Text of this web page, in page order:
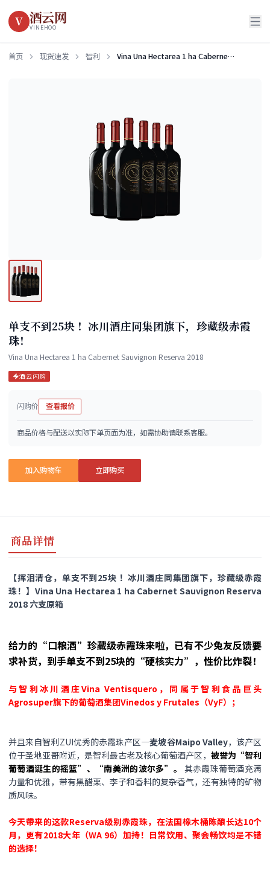
V 酒云网
VINEHOO
首页 现货速发 智利 Vina Una Hectarea 1 ha Cabernet Sauvignon Rsserva Valle de Maipo
单支不到25块 ！冰川酒庄同集团旗下，珍藏级赤霞
珠！
Vina Una Hectarea 1 ha Cabernet Sauvignon Reserva 2018
酒云闪购
闪购价 查看报价
商品价格与配送以实际下单页面为准，如需协助请联系客服。
加入购物车 立即购买
商品详情
【挥泪清仓，单支不到25块 ！冰川酒庄同集团旗下，珍藏级赤霞
珠！】Vina Una Hectarea 1 ha Cabernet Sauvignon Reserva
2018 六支原箱
给力的“口粮酒”珍藏级赤霞珠来啦，已有不少兔友反馈要
求补货，到手单支不到25块的“硬核实力”，性价比炸裂！
与智利冰川酒庄Vina Ventisquero，同属于智利食品巨头
Agrosuper旗下的葡萄酒集团Vinedos y Frutales（VyF）；
并且来自智利ZUI优秀的赤霞珠产区—麦坡谷Maipo Valley，该产区
位于圣地亚哥附近，是智利最古老及核心葡萄酒产区， 被誉为“智利
葡萄酒诞生的摇篮”、“南美洲的波尔多”。
‌其赤霞珠葡萄酒充满
力量和优雅，带有黑醋栗、李子和香料的复杂香气，还有独特的矿物
质风味。
今天带来的这款Reserva级别赤霞珠，在法国橡木桶陈酿长达10个
月，更有2018大年（WA 96）加持！日常饮用、聚会畅饮均是不错
的选择！